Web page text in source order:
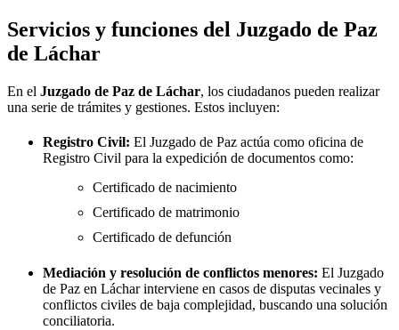
Servicios y funciones del Juzgado de Paz
de Láchar
En el Juzgado de Paz de Láchar, los ciudadanos pueden realizar
una serie de trámites y gestiones. Estos incluyen:
Registro Civil: El Juzgado de Paz actúa como oficina de
Registro Civil para la expedición de documentos como:
Certificado de nacimiento
Certificado de matrimonio
Certificado de defunción
Mediación y resolución de conflictos menores: El Juzgado
de Paz en Lácharinterviene en casos de disputas vecinales y
conflictos civiles de baja complejidad, buscando una solución
conciliatoria.